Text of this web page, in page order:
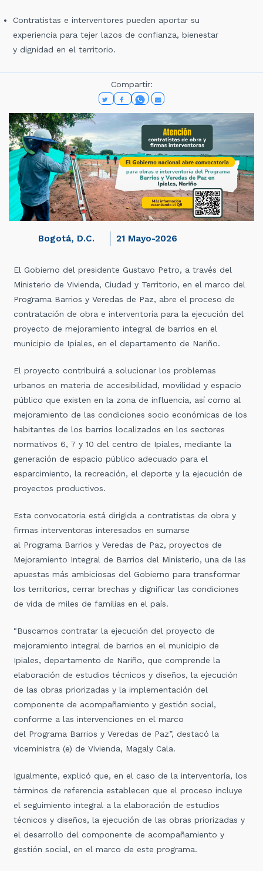
Contratistas e interventores pueden aportar su
experiencia para tejer lazos de confianza, bienestar
y dignidad en el territorio.
Compartir:
Bogotá, D.C. 21 Mayo-2026
El Gobierno del presidente Gustavo Petro, a través del
Ministerio de Vivienda, Ciudad y Territorio, en el marco del
Programa Barrios y Veredas de Paz, abre el proceso de
contratación de obra e interventoría para la ejecución del
proyecto de mejoramiento integral de barrios en el
municipio de Ipiales, en el departamento de Nariño.
El proyecto contribuirá a solucionar los problemas
urbanos en materia de accesibilidad, movilidad y espacio
público que existen en la zona de influencia, así como al
mejoramiento de las condiciones socio económicas de los
habitantes de los barrios localizados en los sectores
normativos 6, 7 y 10 del centro de Ipiales, mediante la
generación de espacio público adecuado para el
esparcimiento, la recreación, el deporte y la ejecución de
proyectos productivos.
Esta convocatoria está dirigida a contratistas de obra y
firmas interventoras interesados en sumarse
al Programa Barrios y Veredas de Paz, proyectos de
Mejoramiento Integral de Barrios del Ministerio, una de las
apuestas más ambiciosas del Gobierno para transformar
los territorios, cerrar brechas y dignificar las condiciones
de vida de miles de familias en el país.
"Buscamos contratar la ejecución del proyecto de
mejoramiento integral de barrios en el municipio de
Ipiales, departamento de Nariño, que comprende la
elaboración de estudios técnicos y diseños, la ejecución
de las obras priorizadas y la implementación del
componente de acompañamiento y gestión social,
conforme a las intervenciones en el marco
del Programa Barrios y Veredas de Paz”, destacó la
viceministra (e) de Vivienda, Magaly Cala.
Igualmente, explicó que, en el caso de la interventoría, los
términos de referencia establecen que el proceso incluye
el seguimiento integral a la elaboración de estudios
técnicos y diseños, la ejecución de las obras priorizadas y
el desarrollo del componente de acompañamiento y
gestión social, en el marco de este programa.